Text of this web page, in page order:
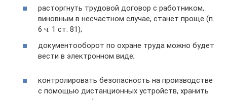
расторгнуть трудовой договор с работником,
виновным в несчастном случае, станет проще (п.
6 ч. 1 ст. 81);
документооборот по охране труда можно будет
вести в электронном виде;
контролировать безопасность на производстве
с помощью дистанционных устройств, хранить